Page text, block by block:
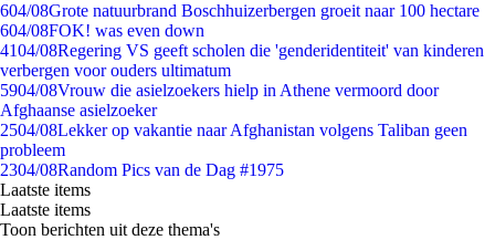
604/08Grote natuurbrand Boschhuizerbergen groeit naar 100 hectare
604/08FOK! was even down
4104/08Regering VS geeft scholen die 'genderidentiteit' van kinderen
verbergen voor ouders ultimatum
5904/08Vrouw die asielzoekers hielp in Athene vermoord door
Afghaanse asielzoeker
2504/08Lekker op vakantie naar Afghanistan volgens Taliban geen
probleem
2304/08Random Pics van de Dag #1975
Laatste items
Laatste items
Toon berichten uit deze thema's